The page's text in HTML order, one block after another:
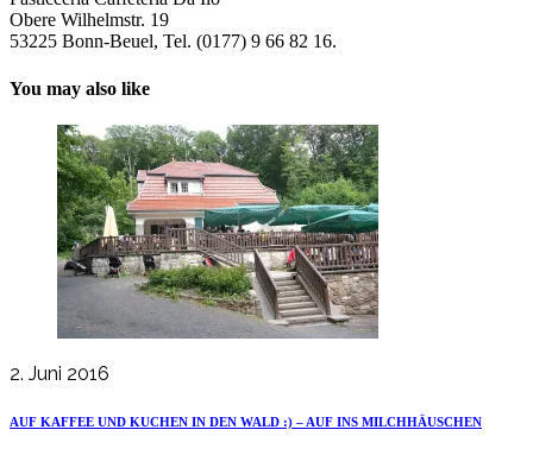
Obere Wilhelmstr. 19
53225 Bonn-Beuel, Tel. (0177) 9 66 82 16.
You may also like
2. Juni 2016
AUF KAFFEE UND KUCHEN IN DEN WALD :) – AUF INS MILCHHÄUSCHEN